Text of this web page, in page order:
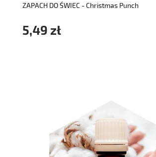
ZAPACH DO ŚWIEC - Christmas Punch
5,49 zł